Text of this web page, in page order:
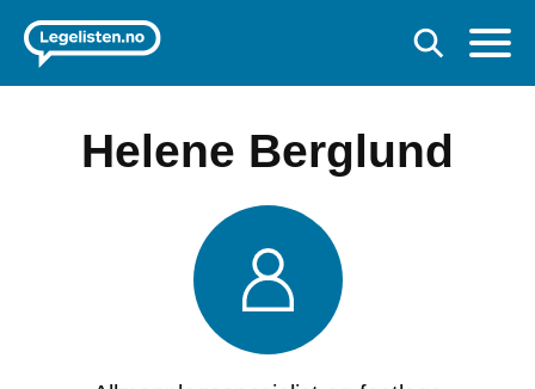
Helene Berglund